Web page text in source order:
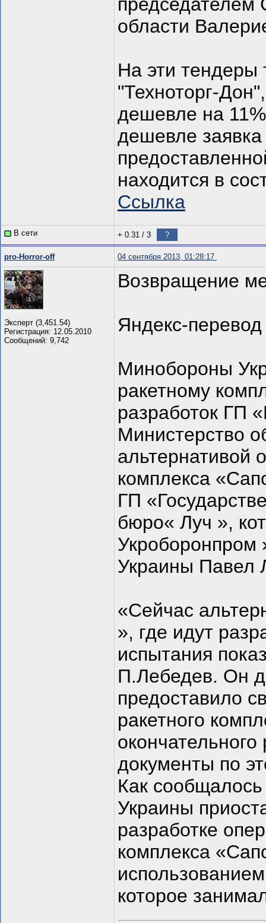
области
На эти
"Техноторг-
дешевле на
дешевле
находится в
Ссылка
В сети + 0.31 / 3 ?
pro-Horror-off 04 сентября 2013, 01:28:17
Эксперт (3,451.54)
Регистрация: 12.05.2010
Сообщений: 9,742
Возвращение
Яндекс-перевод
Минобороны
ракетному
разработок ГП
Министерство
альтернативой
комплекса
ГП
бюро« Луч »,
Укроборонпром
Украины Павел
«Сейчас
», где идут
испытания
П.Лебедев. Он
предоставило
ракетного
документы по
Как
Украины
разработке
комплекса
которое